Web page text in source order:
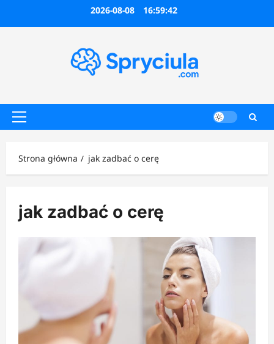
2026-08-08 16:59:42
Menu
Strona główna
jak zadbać o cerę
jak zadbać o cerę